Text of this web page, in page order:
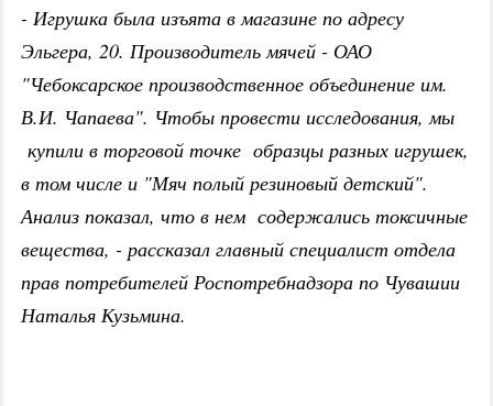
- Игрушка была изъята в магазине по адресу
Эльгера, 20. Производитель мячей - ОАО
"Чебоксарское производственное объединение им.
В.И. Чапаева". Чтобы провести исследования, мы
купили в торговой точке образцы разных игрушек,
в том числе и "Мяч полый резиновый детский".
Анализ показал, что в нем содержались токсичные
вещества, - рассказал главный специалист отдела
прав потребителей Роспотребнадзора по Чувашии
Наталья Кузьмина.